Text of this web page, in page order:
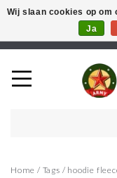
Welkom in onze
vinden in de
Home / Tags / hoodie
Wij slaan cookies op om
Ja